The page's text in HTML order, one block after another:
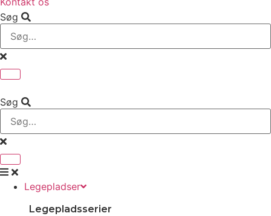
Søg
Søg
Legepladser
Legepladsserier